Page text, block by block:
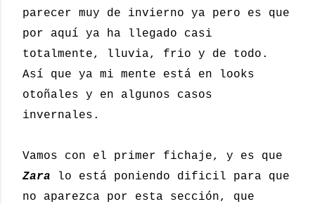
parecer muy de invierno ya pero es que
por aquí ya ha llegado casi
totalmente, lluvia, frio y de todo.
Así que ya mi mente está en looks
otoñales y en algunos casos
invernales.
Vamos con el primer fichaje, y es que
Zara lo está poniendo dificil para que
no aparezca por esta sección, que